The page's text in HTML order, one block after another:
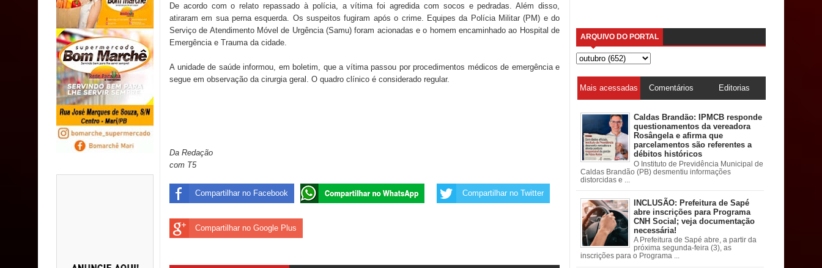
jurídico brasileiro, temas polêmicos; Confira!
De acordo com o relato repassado à polícia, a vítima foi agredida com socos e pedradas. Além disso,
atiraram em sua perna esquerda. Os suspeitos fugiram após o crime. Equipes da Polícia Militar (PM) e do
Serviço de Atendimento Móvel de Urgência (Samu) foram acionadas e o homem encaminhado ao Hospital de
Emergência e Trauma da cidade.
A unidade de saúde informou, em boletim, que a vítima passou por procedimentos médicos de emergência e
segue em observação da cirurgia geral. O quadro clínico é considerado regular.
Da Redação
com T5
Compartilhar no Facebook Compartilhar no Twitter
Compartilhar no Google Plus
ARQUIVO DO PORTAL
Mais acessadas Comentários Editorias
Caldas Brandão: IPMCB responde
questionamentos da vereadora
Rosângela e afirma que
parcelamentos são referentes a
débitos históricos
O Instituto de Previdência Municipal de
Caldas Brandão (PB) desmentiu informações
distorcidas e ...
INCLUSÃO: Prefeitura de Sapé
abre inscrições para Programa
CNH Social; veja documentação
necessária!
A Prefeitura de Sapé abre, a partir da
próxima segunda-feira (3), as
inscrições para o Programa ...